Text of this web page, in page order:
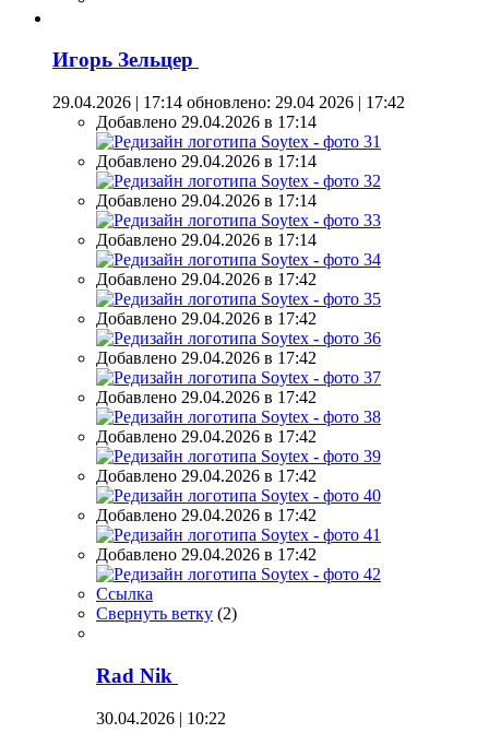
Игорь Зельцер
29.04.2026 | 17:14 обновлено: 29.04 2026 | 17:42
Добавлено 29.04.2026 в 17:14
Добавлено 29.04.2026 в 17:14
Добавлено 29.04.2026 в 17:14
Добавлено 29.04.2026 в 17:14
Добавлено 29.04.2026 в 17:42
Добавлено 29.04.2026 в 17:42
Добавлено 29.04.2026 в 17:42
Добавлено 29.04.2026 в 17:42
Добавлено 29.04.2026 в 17:42
Добавлено 29.04.2026 в 17:42
Добавлено 29.04.2026 в 17:42
Добавлено 29.04.2026 в 17:42
Ссылка
Свернуть ветку (2)
Rad Nik
30.04.2026 | 10:22